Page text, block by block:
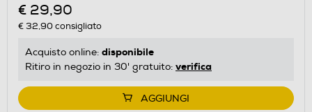
€ 29,90
€ 32,90consigliato
Acquisto online: disponibile
Ritiro in negozio in 30' gratuito: verifica
AGGIUNGI